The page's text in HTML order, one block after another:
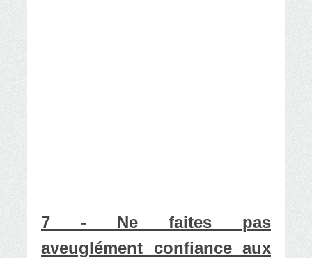
7 - Ne faites pas
aveuglément confiance aux